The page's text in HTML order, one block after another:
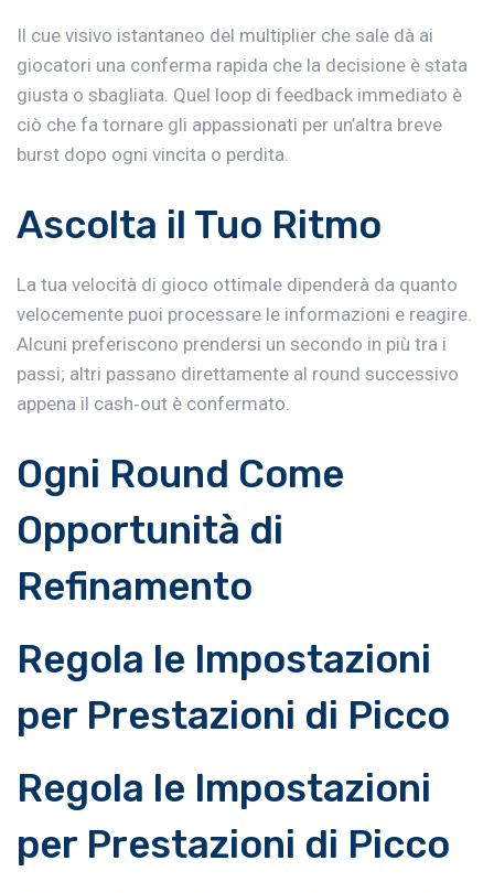
Il cue visivo istantaneo del multiplier che sale dà ai
giocatori una conferma rapida che la decisione è stata
giusta o sbagliata. Quel loop di feedback immediato è
ciò che fa tornare gli appassionati per un’altra breve
burst dopo ogni vincita o perdita.
Ascolta il Tuo Ritmo
La tua velocità di gioco ottimale dipenderà da quanto
velocemente puoi processare le informazioni e reagire.
Alcuni preferiscono prendersi un secondo in più tra i
passi; altri passano direttamente al round successivo
appena il cash‑out è confermato.
Ogni Round Come
Opportunità di
Refinamento
Regola le Impostazioni
per Prestazioni di Picco
Regola le Impostazioni
per Prestazioni di Picco